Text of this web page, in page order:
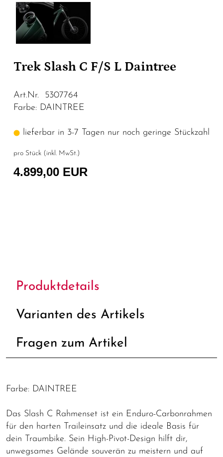
Trek Slash C F/S L Daintree
Art.Nr. 5307764
Farbe: DAINTREE
lieferbar in 3-7 Tagen nur noch geringe Stückzahl
pro Stück (inkl. MwSt.)
4.899,00 EUR
Produktdetails
Varianten des Artikels
Fragen zum Artikel
Farbe: DAINTREE
Das Slash C Rahmenset ist ein Enduro-Carbonrahmen
für den harten Traileinsatz und die ideale Basis für
dein Traumbike. Sein High-Pivot-Design hilft dir,
unwegsames Gelände souverän zu meistern und auf